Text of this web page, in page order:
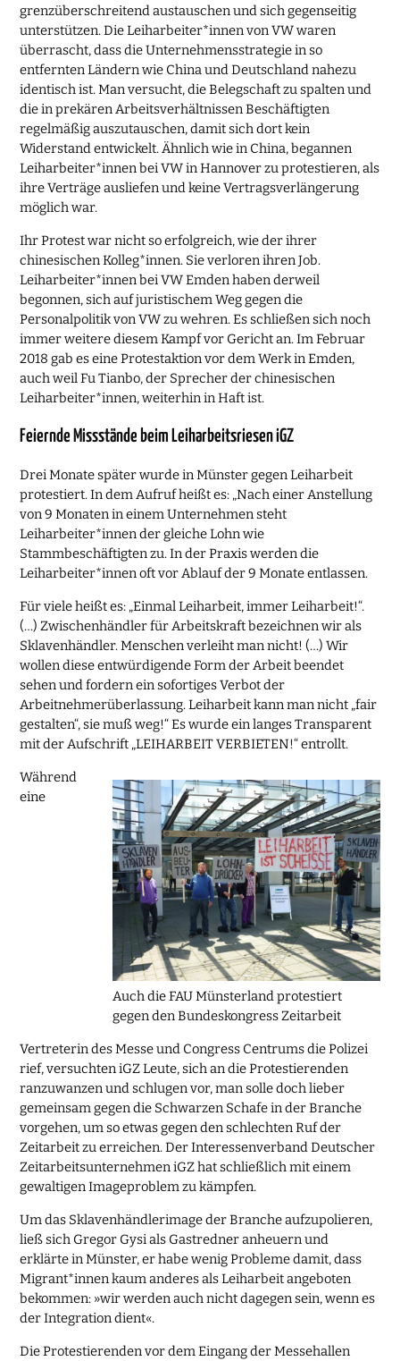
grenzüberschreitend austauschen und sich gegenseitig
unterstützen. Die Leiharbeiter*innen von VW waren
überrascht, dass die Unternehmensstrategie in so
entfernten Ländern wie China und Deutschland nahezu
identisch ist. Man versucht, die Belegschaft zu spalten und
die in prekären Arbeitsverhältnissen Beschäftigten
regelmäßig auszutauschen, damit sich dort kein
Widerstand entwickelt. Ähnlich wie in China, begannen
Leiharbeiter*innen bei VW in Hannover zu protestieren, als
ihre Verträge ausliefen und keine Vertragsverlängerung
möglich war.
Ihr Protest war nicht so erfolgreich, wie der ihrer
chinesischen Kolleg*innen. Sie verloren ihren Job.
Leiharbeiter*innen bei VW Emden haben derweil
begonnen, sich auf juristischem Weg gegen die
Personalpolitik von VW zu wehren. Es schließen sich noch
immer weitere diesem Kampf vor Gericht an. Im Februar
2018 gab es eine Protestaktion vor dem Werk in Emden,
auch weil Fu Tianbo, der Sprecher der chinesischen
Leiharbeiter*innen, weiterhin in Haft ist.
Feiernde Missstände beim Leiharbeitsriesen iGZ
Drei Monate später wurde in Münster gegen Leiharbeit
protestiert. In dem Aufruf heißt es: „Nach einer Anstellung
von 9 Monaten in einem Unternehmen steht
Leiharbeiter*innen der gleiche Lohn wie
Stammbeschäftigten zu. In der Praxis werden die
Leiharbeiter*innen oft vor Ablauf der 9 Monate entlassen.
Für viele heißt es: „Einmal Leiharbeit, immer Leiharbeit!“.
(…) Zwischenhändler für Arbeitskraft bezeichnen wir als
Sklavenhändler. Menschen verleiht man nicht! (…) Wir
wollen diese entwürdigende Form der Arbeit beendet
sehen und fordern ein sofortiges Verbot der
Arbeitnehmerüberlassung. Leiharbeit kann man nicht „fair
gestalten“, sie muß weg!“ Es wurde ein langes Transparent
mit der Aufschrift „LEIHARBEIT VERBIETEN!“ entrollt.
Auch die FAU Münsterland protestiert
gegen den Bundeskongress Zeitarbeit
Während
eine
Vertreterin des Messe und Congress Centrums die Polizei
rief, versuchten iGZ Leute, sich an die Protestierenden
ranzuwanzen und schlugen vor, man solle doch lieber
gemeinsam gegen die Schwarzen Schafe in der Branche
vorgehen, um so etwas gegen den schlechten Ruf der
Zeitarbeit zu erreichen. Der Interessenverband Deutscher
Zeitarbeitsunternehmen iGZ hat schließlich mit einem
gewaltigen Imageproblem zu kämpfen.
Um das Sklavenhändlerimage der Branche aufzupolieren,
ließ sich Gregor Gysi als Gastredner anheuern und
erklärte in Münster, er habe wenig Probleme damit, dass
Migrant*innen kaum anderes als Leiharbeit angeboten
bekommen: »wir werden auch nicht dagegen sein, wenn es
der Integration dient«.
Die Protestierenden vor dem Eingang der Messehallen